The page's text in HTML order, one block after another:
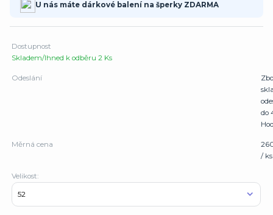
U nás máte dárkové balení na šperky ZDARMA
Dostupnost
Skladem/Ihned k odběru 2 Ks
Odeslání
do
Měrná cena
/ ks
Velikost: